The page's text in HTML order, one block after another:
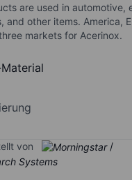
are used in automotive,
and other items. America,
markets for Acerinox.
von /